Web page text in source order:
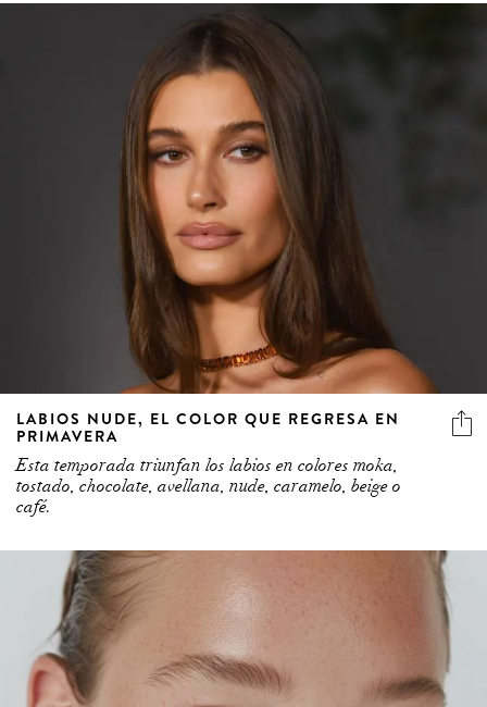
LABIOS NUDE, EL COLOR QUE REGRESA EN
PRIMAVERA
Esta temporada triunfan los labios en colores moka,
tostado, chocolate, avellana, nude, caramelo, beige o
café.